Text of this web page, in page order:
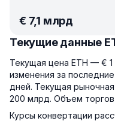
€ 7,1 млрд
Текущие данные
Текущая цена ETH — € 1
изменения за
дней. Текущая
200 млрд. Объем
Курсы конвертации